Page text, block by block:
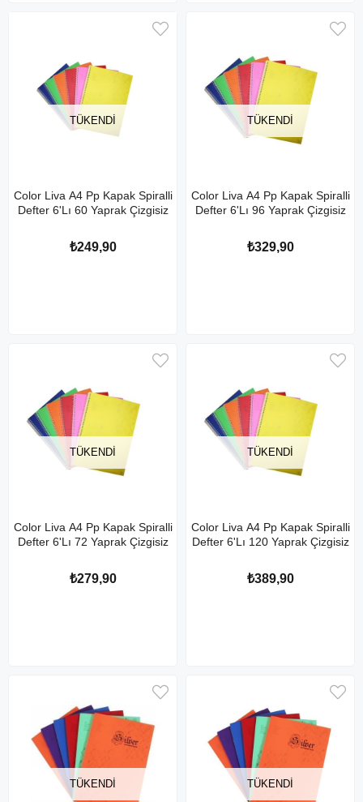
TÜKENDI
Color Liva A4 Pp Kapak Spiralli
Defter 6'Lı 60 Yaprak Çizgisiz
₺249,90
TÜKENDI
Color Liva A4 Pp Kapak Spiralli
Defter 6'Lı 96 Yaprak Çizgisiz
₺329,90
TÜKENDI
Color Liva A4 Pp Kapak Spiralli
Defter 6'Lı 72 Yaprak Çizgisiz
₺279,90
TÜKENDI
Color Liva A4 Pp Kapak Spiralli
Defter 6'Lı 120 Yaprak Çizgisiz
₺389,90
TÜKENDI TÜKENDI